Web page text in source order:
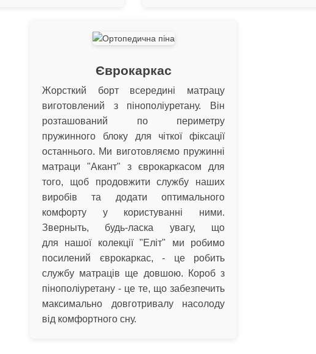
Єврокаркас
Жорсткий борт всередині матрацу
виготовлений з пінополіуретану. Він
розташований по периметру
пружинного блоку для чіткої фіксації
останнього. Ми виготовляємо пружинні
матраци "Акант" з єврокаркасом для
того, щоб продовжити службу наших
виробів та додати оптимального
комфорту у користуванні ними.
Зверныть, будь-ласка увагу, що
для нашої колекції "Еліт" ми робимо
посилений єврокаркас, - це робить
службу матраців ще довшою. Короб з
пінополіуретану - це те, що забезпечить
максимально довготривалу насолоду
від комфортного сну.